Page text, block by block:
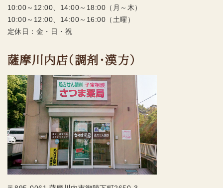
10:00～12:00、14:00～18:00（月～木）
10:00～12:00、14:00～16:00（土曜）
定休日：金・日・祝
薩摩川内店（調剤・漢方）